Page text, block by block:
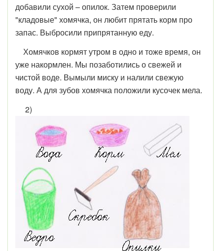
добавили сухой – опилок. Затем проверили
"кладовые" хомячка, он любит прятать корм про
запас. Выбросили припрятанную еду.
Хомячков кормят утром в одно и тоже время, он
уже накормлен. Мы позаботились о свежей и
чистой воде. Вымыли миску и налили свежую
воду. А для зубов хомячка положили кусочек мела.
2)